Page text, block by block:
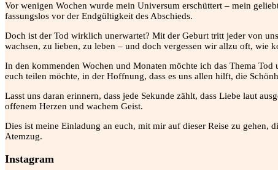
Vor wenigen Wochen wurde mein Universum erschüttert – mein
fassungslos vor der Endgültigkeit des Abschieds.
Doch ist der Tod wirklich unerwartet? Mit der Geburt tritt jeder von
wachsen, zu lieben, zu leben – und doch vergessen wir allzu oft, wie
In den kommenden Wochen und Monaten möchte ich das Thema
euch teilen möchte, in der Hoffnung, dass es uns allen hilft, die
Lasst uns daran erinnern, dass jede Sekunde zählt, dass Liebe laut
offenem Herzen und wachem Geist.
Dies ist meine Einladung an euch, mit mir auf dieser Reise zu gehen,
Atemzug.
Instagram